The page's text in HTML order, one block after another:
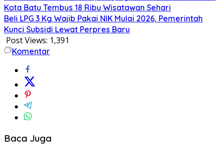
Kota Batu Tembus 18 Ribu Wisatawan Sehari
Beli LPG 3 Kg Wajib Pakai NIK Mulai 2026, Pemerintah
Kunci Subsidi Lewat Perpres Baru
Post Views: 1,391
Komentar
Baca Juga